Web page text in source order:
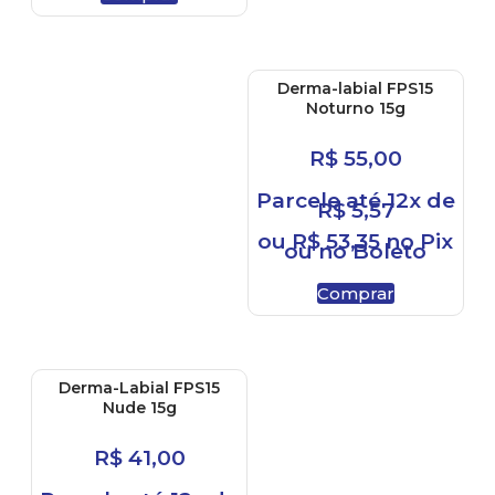
Derma-labial FPS15
Noturno 15g
R$55,00
Parcele até 12x de
R$5,57
ou R$53,35 no Pix
ou no Boleto
Comprar
Derma-Labial FPS15
Nude 15g
R$41,00